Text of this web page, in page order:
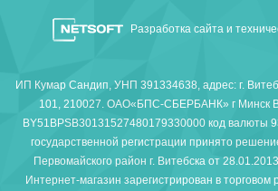
Разработка сайта и
ИП Кумар Сандип, УНП 391334638, адрес: г.
101, 210027. ОАО«БПС-СБЕРБАНК» г Минск
BY51BPSB30131527480179330000 код валюты
государственной регистрации принято
Первомайского район г. Витебска от
Интернет-магазин зарегистрирован в торговом